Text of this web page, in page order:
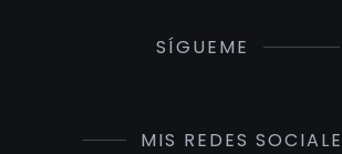
SÍGUEME
MIS REDES